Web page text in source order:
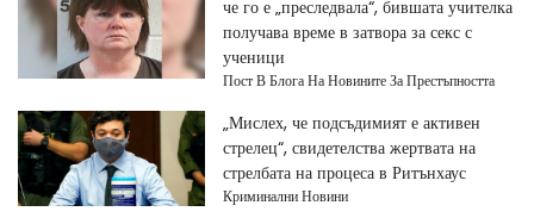
че го е „преследвала“, бившата учителка
получава време в затвора за секс с
ученици
Пост В Блога На Новините За Престъпността
„Мислех, че подсъдимият е активен
стрелец“, свидетелства жертвата на
стрелбата на процеса в Ритънхаус
Криминални Новини